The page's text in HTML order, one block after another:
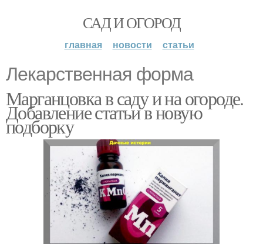
САД И ОГОРОД
главная новости статьи
Лекарственная форма
Марганцовка в саду и на огороде.
Добавление статьи в новую
подборку